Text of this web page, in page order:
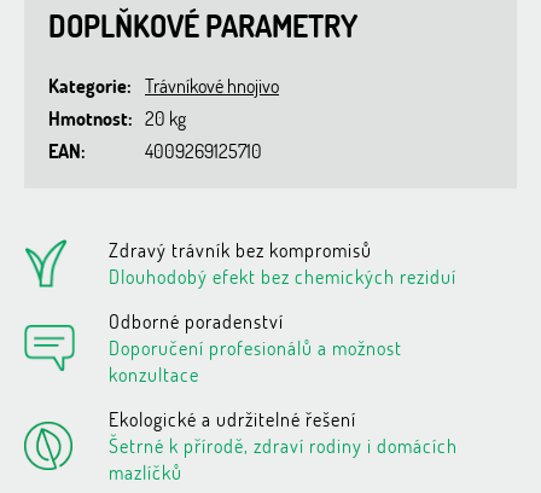
DOPLŇKOVÉ PARAMETRY
Kategorie: Trávníkové hnojivo
Hmotnost: 20 kg
EAN: 4009269125710
Zdravý trávník bez kompromisů
Dlouhodobý efekt bez chemických reziduí
Odborné poradenství
Doporučení profesionálů a možnost
konzultace
Ekologické a udržitelné řešení
Šetrné k přírodě, zdraví rodiny i domácích
mazlíčků